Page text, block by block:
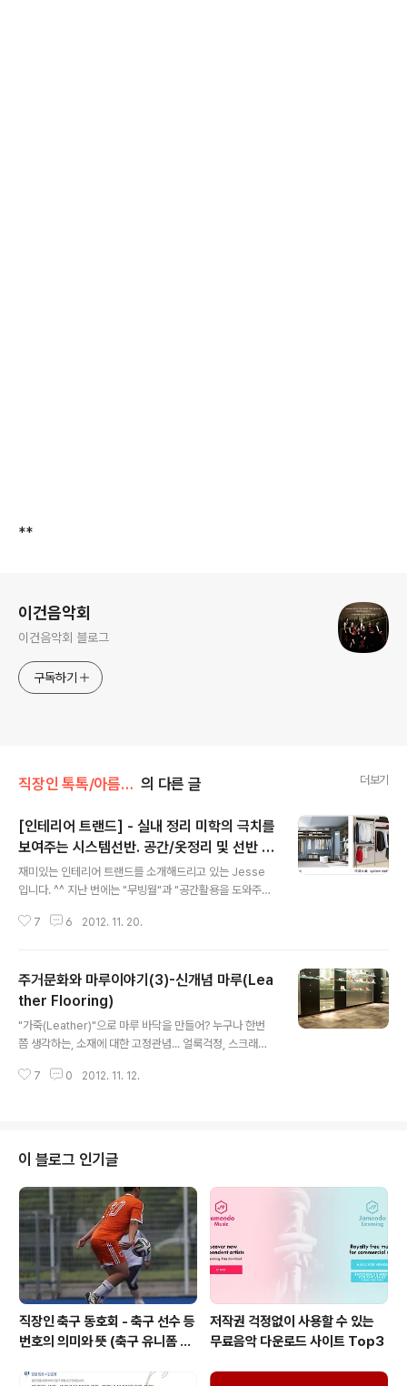
**
이건음악회
이건음악회 블로그
구독하기
직장인 톡톡/아름다운 건축 의 다른 글 더보기
[인테리어 트랜드] - 실내 정리 미학의 극치를
보여주는 시스템선반. 공간/옷정리 및 선반 사
용 방법 대 공개.
재미있는 인테리어 트랜드를 소개해드리고 있는 Jesse
입니다. ^^ 지난 번에는 "무빙월"과 "공간활용을 도와주는
다. 2012/11/05 - [생활속의 건축 Talk Talk/아름다운
피스텔, 원룸 공간 활용을 도와주는 가구 2012/10/09 -
[생활속의 건축 Talk Talk/아름다운 건축] - [신개념 가
구] Mobile 오늘 소개드릴 멋진 인테리어 제품은 "시스템
선반"입니다. 시스템 선반의 이해와 독일 R社 제품의 장점
을, 그리고 디자인이란 무엇인가에 대한 저의 짧은 생각을
적겠습니다. 시스템 ..
7 6 2012. 11. 20.
주거문화와 마루이야기(3)-신개념 마루(Lea
ther Flooring)
"가죽(Leather)"으로 마루 바닥을 만들어? 누구나 한번
쯤 생각하는, 소재에 대한 고정관념... 얼룩걱정, 스크래치
맞는 소재개발로 제품 구현 가능) 가죽마루(Leather Flo
소재를 적용한 신개념 마루를 소개할까 합니다. 지난 글 보
실 분은 아래의 링크 클릭 부탁드립니다 ^^ [생활속의 건축
Talk Talk/아름다운 건축] - 한국의 주거문화와 마루이야
기(1) [생활속의 건축 Talk Talk/아름다운 건축] - 주거문
화와 마루이야기(2)-마루의 이해(합판..
7 0 2012. 11. 12.
이 블로그 인기글
직장인 축구 동호회 - 축구 선수 등
번호의 의미와 뜻 (축구 유니폼 번
저작권 걱정없이 사용할 수 있는
무료음악 다운로드 사이트 Top3